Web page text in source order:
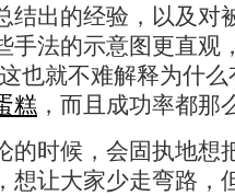
结出的经验，以及对
手法的示意图更直观
也就不难解释为什
糕 ，而且成功率都那
的时候，会固执地想
想让大家少走弯路，